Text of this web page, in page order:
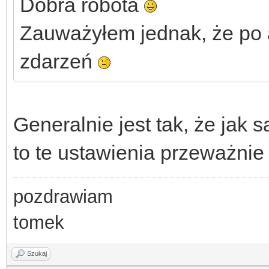
Dobra robota
Zauważyłem jednak, że
zdarzeń
Generalnie jest tak, że jak
to te ustawienia
pozdrawiam
tomek
Szukaj